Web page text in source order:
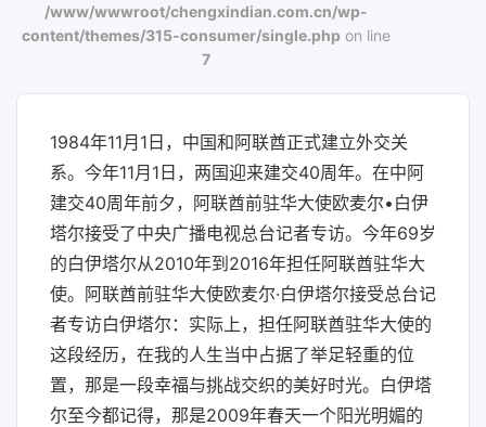
/www/wwwroot/chengxindian.com.cn/wp-
content/themes/315-consumer/single.phpon line
7
1984年11月1日，中国和阿联酋正式建立外交关
系。今年11月1日，两国迎来建交40周年。在中阿
建交40周年前夕，阿联酋前驻华大使欧麦尔•白伊
塔尔接受了中央广播电视总台记者专访。今年69岁
的白伊塔尔从2010年到2016年担任阿联酋驻华大
使。阿联酋前驻华大使欧麦尔·白伊塔尔接受总台记
者专访白伊塔尔：实际上，担任阿联酋驻华大使的
这段经历，在我的人生当中占据了举足轻重的位
置，那是一段幸福与挑战交织的美好时光。白伊塔
尔至今都记得，那是2009年春天一个阳光明媚的